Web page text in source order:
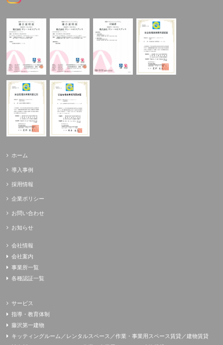
ホーム
導入事例
採用情報
企業ポリシー
お問い合わせ
お知らせ
会社情報
会社案内
事業所一覧
各種認証一覧
サービス
指導・教育体制
藤沢第一建物
キッティングルーム／レンタルスペース／作業・事業用スペース賃貸／建物賃貸